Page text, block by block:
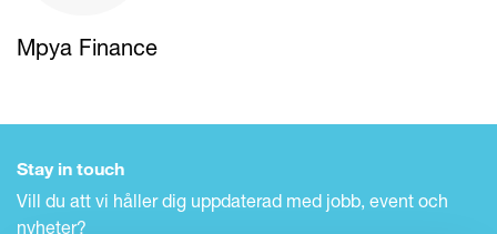
Mpya Finance
Stay in touch
Vill du att vi håller dig uppdaterad med jobb, event och
nyheter?